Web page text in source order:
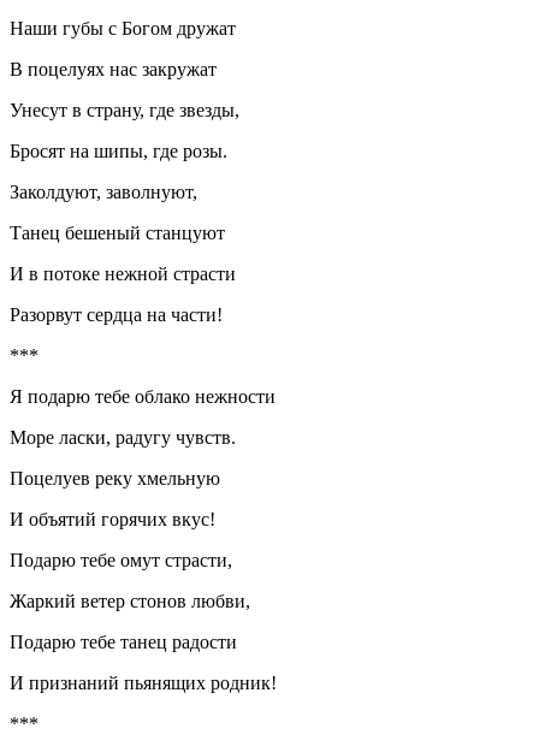
Наши губы с Богом дружат
В поцелуях нас закружат
Унесут в страну, где звезды,
Бросят на шипы, где розы.
Заколдуют, заволнуют,
Танец бешеный станцуют
И в потоке нежной страсти
Разорвут сердца на части!
***
Я подарю тебе облако нежности
Море ласки, радугу чувств.
Поцелуев реку хмельную
И объятий горячих вкус!
Подарю тебе омут страсти,
Жаркий ветер стонов любви,
Подарю тебе танец радости
И признаний пьянящих родник!
***